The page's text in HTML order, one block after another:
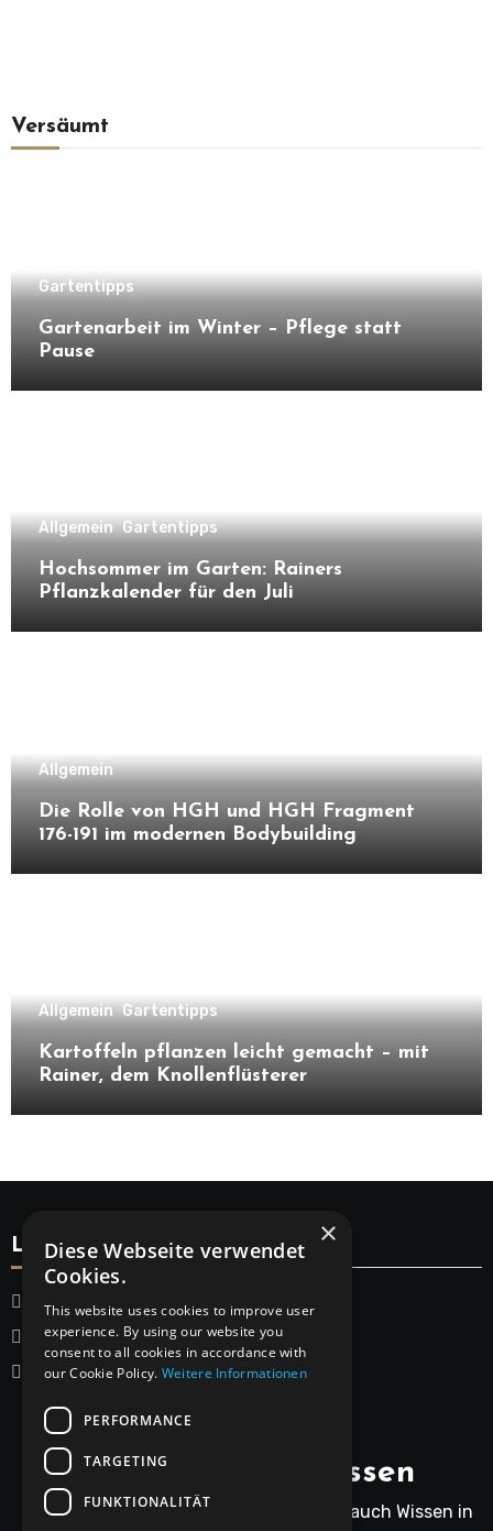
Versäumt
Gartentipps
Gartenarbeit im Winter – Pflege statt
Pause
Allgemein Gartentipps
Hochsommer im Garten: Rainers
Pflanzkalender für den Juli
Allgemein
Die Rolle von HGH und HGH Fragment
176-191 im modernen Bodybuilding
Allgemein Gartentipps
Kartoffeln pflanzen leicht gemacht – mit
Rainer, dem Knollenflüsterer
Legal
Startseite
Datenschutzerklärung
Impressum
Rainers Gartenwissen
Rainer bringt nicht nur Humor, sondern auch Wissen in
×
Diese Webseite verwendet
Cookies.
This website uses cookies to improve user
experience. By using our website you
consent to all cookies in accordance with
our Cookie Policy. Weitere Informationen
PERFORMANCE
TARGETING
FUNKTIONALITÄT